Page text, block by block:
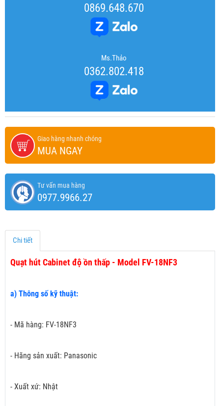
0869.648.670
Ms.Thảo
0362.802.418
Giao hàng nhanh chóng
MUA NGAY
Tư vấn mua hàng
0977.9966.27
Chi tiết
Quạt hút Cabinet độ ồn thấp - Model FV-18NF3
a) Thông số kỹ thuật:
- Mã hàng: FV-18NF3
- Hãng sản xuất: Panasonic
- Xuất xứ: Nhật